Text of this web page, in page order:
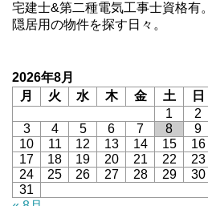
宅建士&第二種電気工事士資格有。
隠居用の物件を探す日々。
2026年8月
月
火 水 木 金 土
日
1
2
3
4 5 6 7 8
9
10
11 12 13 14 15
16
17
18 19 20 21 22
23
24
25 26 27 28 29
30
31